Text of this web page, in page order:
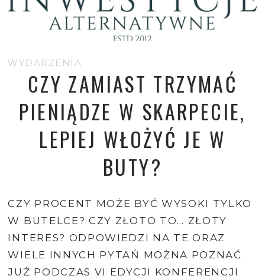
WYDARZENIA
CZY ZAMIAST TRZYMAĆ
PIENIĄDZE W SKARPECIE,
LEPIEJ WŁOŻYĆ JE W
BUTY?
CZY PROCENT MOŻE BYĆ WYSOKI TYLKO
W BUTELCE? CZY ZŁOTO TO… ZŁOTY
INTERES? ODPOWIEDZI NA TE ORAZ
WIELE INNYCH PYTAŃ MOŻNA POZNAĆ
JUŻ PODCZAS VI EDYCJI KONFERENCJI